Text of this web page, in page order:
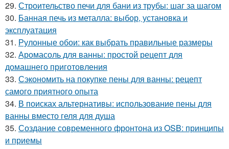
29. Строительство печи для бани из трубы: шаг за шагом
30. Банная печь из металла: выбор, установка и
эксплуатация
31. Рулонные обои: как выбрать правильные размеры
32. Аромасоль для ванны: простой рецепт для
домашнего приготовления
33. Сэкономить на покупке пены для ванны: рецепт
самого приятного опыта
34. В поисках альтернативы: использование пены для
ванны вместо геля для душа
35. Создание современного фронтона из OSB: принципы
и приемы